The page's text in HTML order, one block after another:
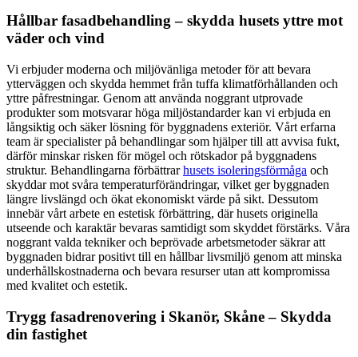
Hållbar fasadbehandling – skydda husets yttre mot
väder och vind
Vi erbjuder moderna och miljövänliga metoder för att bevara
ytterväggen och skydda hemmet från tuffa klimatförhållanden och
yttre påfrestningar. Genom att använda noggrant utprovade
produkter som motsvarar höga miljöstandarder kan vi erbjuda en
långsiktig och säker lösning för byggnadens exteriör. Vårt erfarna
team är specialister på behandlingar som hjälper till att avvisa fukt,
därför minskar risken för mögel och rötskador på byggnadens
struktur. Behandlingarna förbättrarhusets isoleringsförmåga och
skyddar mot svåra temperaturförändringar, vilket ger byggnaden
längre livslängd och ökat ekonomiskt värde på sikt. Dessutom
innebär vårt arbete en estetisk förbättring, där husets originella
utseende och karaktär bevaras samtidigt som skyddet förstärks. Våra
noggrant valda tekniker och beprövade arbetsmetoder säkrar att
byggnaden bidrar positivt till en hållbar livsmiljö genom att minska
underhållskostnaderna och bevara resurser utan att kompromissa
med kvalitet och estetik.
Trygg fasadrenovering i Skanör, Skåne – Skydda
din fastighet